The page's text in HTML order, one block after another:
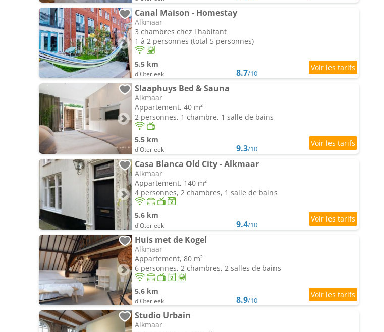
Canal Maison - Homestay
Alkmaar
3 chambres chez l'habitant
1 à 2 personnes (total 5 personnes)
5.5 km
d'Oterleek 8.7/10
Slaaphuys Bed & Sauna
Alkmaar
Appartement, 40 m²
2 personnes, 1 chambre, 1 salle de bains
5.5 km
d'Oterleek 9.3/10
Casa Blanca Old City - Alkmaar
Alkmaar
Appartement, 140 m²
4 personnes, 2 chambres, 1 salle de bains
5.6 km
d'Oterleek 9.4/10
Huis met de Kogel
Alkmaar
Appartement, 80 m²
6 personnes, 2 chambres, 2 salles de bains
5.6 km
d'Oterleek 8.9/10
Studio Urbain
Alkmaar